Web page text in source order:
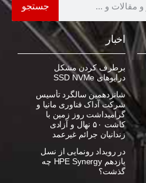
جستجو
اخبار
برطرف کردن مشکل
درایوهای SSD NVMe
شانزدهمین سالگرد تأسیس
شرکت آداک فناوری مانیا و
گرامیداشت روز زمین با
کاشت ۵۰ نهال و آزادی
زندانیان جرائم غیرعمد
در رویداد رونمایی از نسل
یازدهم HPE Synergy چه
گذشت؟